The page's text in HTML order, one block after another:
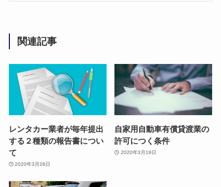
関連記事
レンタカー業者が毎年提出
する２種類の報告書につい
て
2020年3月26日
自家用自動車有償貸渡業の
許可につく条件
2020年3月19日